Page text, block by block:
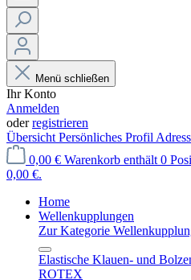
Menü schließen
Ihr Konto
Anmelden
oderregistrieren
Übersicht Persönliches Profil
0,00 € Warenkorb enthält 0
0,00 €.
Home
Wellenkupplungen
Zur Kategorie
Elastische Klauen- und
ROTEX